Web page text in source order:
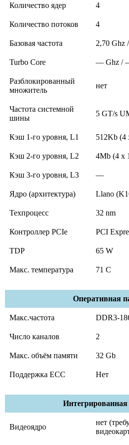
Количество ядер 4
Количество потоков 4
Базовая частота 2,70 Ghz
Turbo Core — Ghz /
Разблокированный
множитель
нет
Частота системной
шины
5 GT/s
Кэш 1-го уровня, L1 512Kb (4
Кэш 2-го уровня, L2 4Mb (4 x
Кэш 3-го уровня, L3 —
Ядро (архитектура) Llano
Техпроцесс 32 nm
Контроллер PCIe PCI
TDP 65 W
Макс. температура 71 C
Оперативная
Макс.частота DDR3-
Число каналов 2
Макс. объём памяти 32 Gb
Поддержка ECC Нет
Видеоядро
нет